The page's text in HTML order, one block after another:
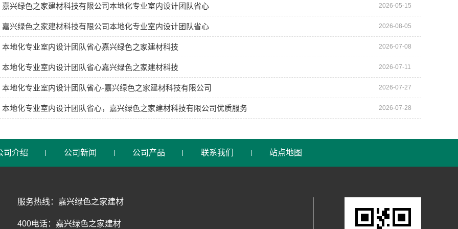
嘉兴绿色之家建材科技有限公司本地化专业室内设计团队省心 2026-05-15
嘉兴绿色之家建材科技有限公司本地化专业室内设计团队省心 2026-08-05
本地化专业室内设计团队省心嘉兴绿色之家建材科技 2026-07-08
本地化专业室内设计团队省心嘉兴绿色之家建材科技 2026-07-11
本地化专业室内设计团队省心-嘉兴绿色之家建材科技有限公司 2026-07-27
本地化专业室内设计团队省心，嘉兴绿色之家建材科技有限公司优质服务 2026-07-28
司介绍 公司新闻 公司产品 联系我们 站点地图
服务热线：嘉兴绿色之家建材
400电话：嘉兴绿色之家建材